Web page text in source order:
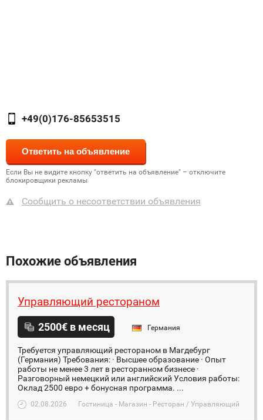
+49(0)176-85653515
Если Вы не видите кнопку "ответить на объявление" – отключите
блокировщики рекламы
Сообщить о несоответствии объявления
Похожие объявления
Управляющий рестораном
2500€ в месяц Германия
Требуется управляющий рестораном в Магдебург
(Германия) Требования: · Высшее образование · Опыт
работы не менее 3 лет в ресторанном бизнесе ·
Разговорный немецкий или английский Условия работы:
Оклад 2500 евро + бонусная программа. ...
02.08.2026 Гостиница - Магазин - Ресторан / Управляющий